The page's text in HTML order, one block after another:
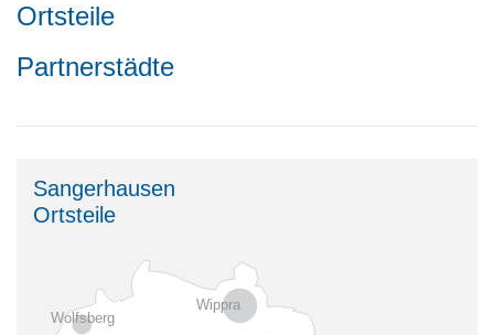
Ortsteile
Partnerstädte
Sangerhausen
Ortsteile
Wippra
Wolfsberg